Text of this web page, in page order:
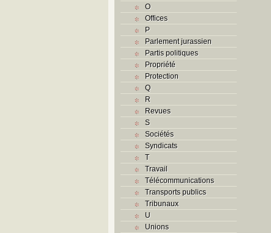
O
Offices
P
Parlement jurassien
Partis politiques
Propriété
Protection
Q
R
Revues
S
Sociétés
Syndicats
T
Travail
Télécommunications
Transports publics
Tribunaux
U
Unions